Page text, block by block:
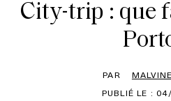
City-trip : que
PAR
PUBLIÉ LE :